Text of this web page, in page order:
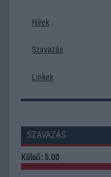
Hírek
Szavazás
Linkek
SZAVAZÁS
Külső: 5.00